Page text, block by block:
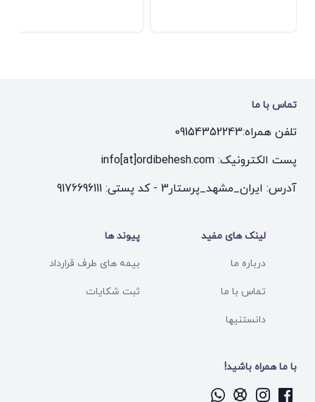
تماس با ما
تلفن همراه:09154352243
پست الکترونیک: info[at]ordibehesh.com
آدرس: ایران_مشهد_پرستار3 - کد پستی: 9176696111
لینک های مفید
درباره ما
تماس با ما
دانستنیها
پیوند ها
بیمه های طرف قرارداد
ثبت شکایات
با ما همراه باشید!